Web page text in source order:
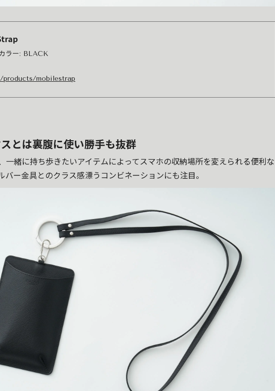
ラー: BLACK
mobilestrap
とは裏腹に使い勝手も抜群
一緒に持ち歩きたいアイテムによってスマホの収納場所を変えられる便利な
バー金具とのクラス感漂うコンビネーションにも注目。